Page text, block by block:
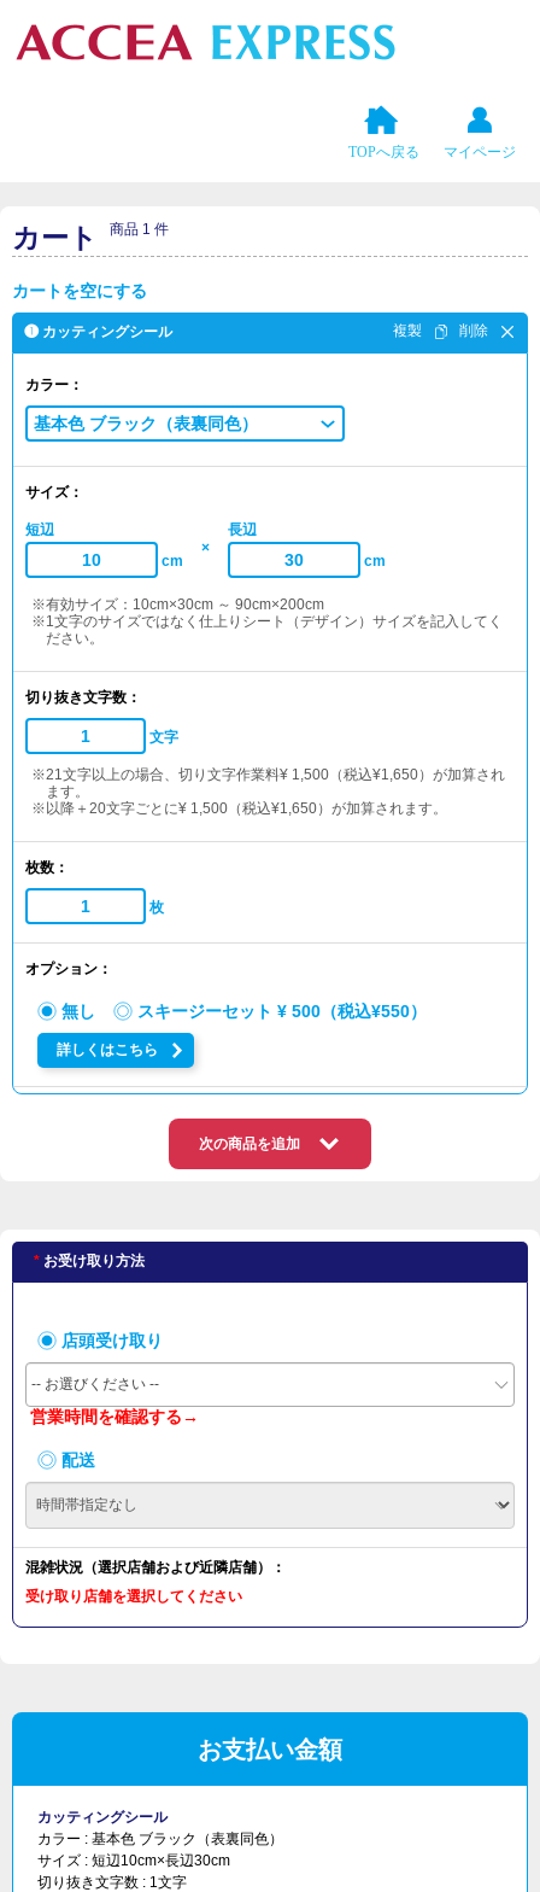
TOPへ戻る マイページ
カート 商品 1 件
カートを空にする
❶ カッティングシール
カラー：
基本色 ブラック（表裏同色）
サイズ：
短辺
cm
×
長辺
cm
※有効サイズ：10cm×30cm ～ 90cm×200cm
※1文字のサイズではなく仕上りシート（デザイン）サイズを記入してく
ださい。
切り抜き文字数：
文字
※21文字以上の場合、切り文字作業料¥ 1,500（税込¥1,650）が加算され
ます。
※以降＋20文字ごとに¥ 1,500（税込¥1,650）が加算されます。
枚数：
枚
オプション：
無し スキージーセット ¥ 500（税込¥550）
詳しくはこちら
次の商品を追加
お受け取り方法
店頭受け取り
-- お選びください --
営業時間を確認する→
配送
混雑状況（選択店舗および近隣店舗）：
受け取り店舗を選択してください
お支払い金額
カッティングシール
カラー : 基本色 ブラック（表裏同色）
サイズ : 短辺10cm×長辺30cm
切り抜き文字数 : 1文字